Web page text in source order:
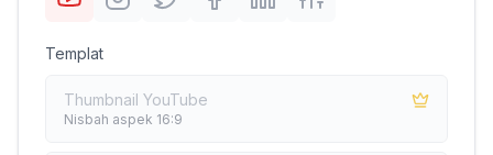
Templat
Thumbnail YouTube
Nisbah aspek 16:9